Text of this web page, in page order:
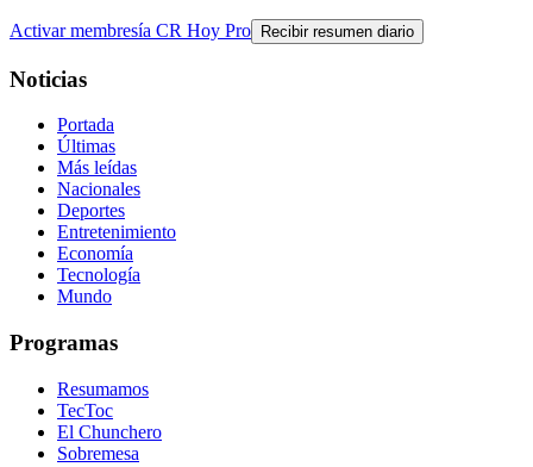
Activar membresía CR Hoy Pro Recibir resumen diario
Noticias
Portada
Últimas
Más leídas
Nacionales
Deportes
Entretenimiento
Economía
Tecnología
Mundo
Programas
Resumamos
TecToc
El Chunchero
Sobremesa